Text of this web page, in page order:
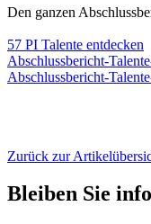
Den ganzen
57 PI Talente entdecken
Abschlussbericht-
Abschlussbericht-
Zurück zur
Bleiben Sie